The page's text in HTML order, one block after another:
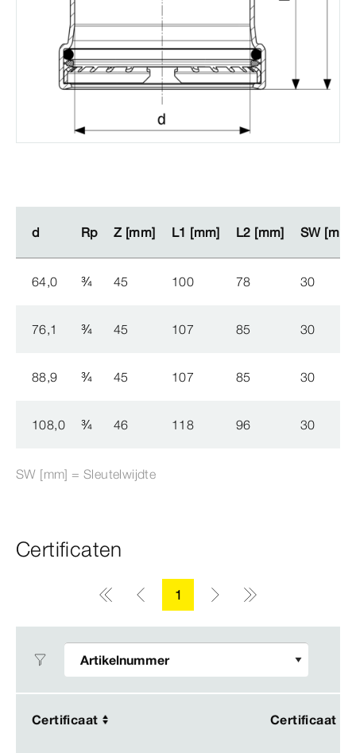
d Rp Z [mm] L1 [mm] L2 [mm] SW [mm]
d Rp Z [mm] L1 [mm] L2 [mm] SW [mm]
64,0 ¾ 45 100 78 30
76,1 ¾ 45 107 85 30
88,9 ¾ 45 107 85 30
108,0 ¾ 46 118 96 30
SW [mm] = Sleutelwijdte
Certificaten
1
Certificaat Certificaat
Certificaat Certificaat